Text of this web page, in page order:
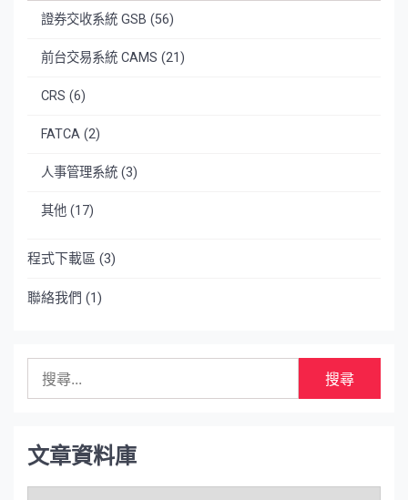
證券交收系統 GSB (56)
前台交易系統 CAMS (21)
CRS (6)
FATCA (2)
人事管理系統 (3)
其他 (17)
程式下載區 (3)
聯絡我們 (1)
字:
文章資料庫